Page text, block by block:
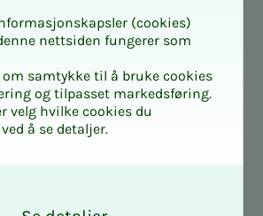
gir vi deg kunnskapen du
og lønn for ingeniører
(cookies)
nettsiden fungerer som
samtykke til å bruke cookies
og tilpasset markedsføring.
velg hvilke cookies du
å se detaljer.